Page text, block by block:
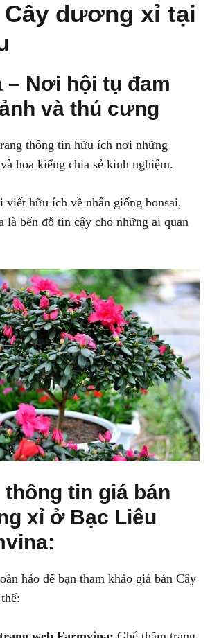
Cây dương xỉ tại
– Nơi hội tụ đam
và thú cưng
thông tin hữu ích nơi những
hoa kiểng chia sẻ kinh nghiệm.
viết hữu ích về nhân giống bonsai,
là bến đỗ tin cậy cho những ai quan
tin giá bán
xỉ ở Bạc Liêu
hảo để bạn tham khảo giá bán Cây